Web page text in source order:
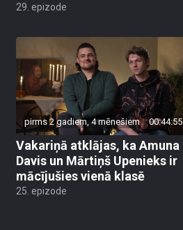
29. epizode
pirms 2 gadiem, 4 mēnešiem 00:44:55
Vakariņā atklājas, ka Amuna
Davis un Mārtiņš Upenieks ir
mācījušies vienā klasē
25. epizode